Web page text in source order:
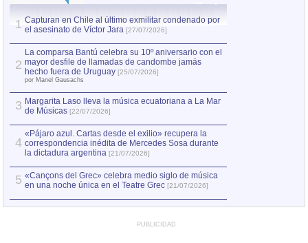
1 Capturan en Chile al último exmilitar condenado por
el asesinato de Víctor Jara [27/07/2026]
2
La comparsa Bantú celebra su 10º aniversario con el
mayor desfile de llamadas de candombe jamás
hecho fuera de Uruguay [25/07/2026]
por Manel Gausachs
3 Margarita Laso lleva la música ecuatoriana a La Mar
de Músicas [22/07/2026]
4
«Pájaro azul. Cartas desde el exilio» recupera la
correspondencia inédita de Mercedes Sosa durante
la dictadura argentina [21/07/2026]
5 «Cançons del Grec» celebra medio siglo de música
en una noche única en el Teatre Grec [21/07/2026]
PUBLICIDAD